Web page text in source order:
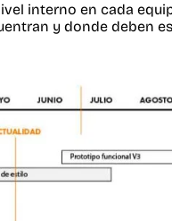
interno en cada
y donde deben